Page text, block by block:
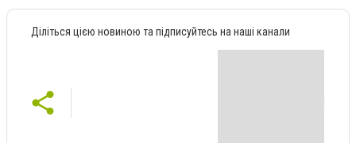
Діліться цією новиною та підписуйтесь на наші канали